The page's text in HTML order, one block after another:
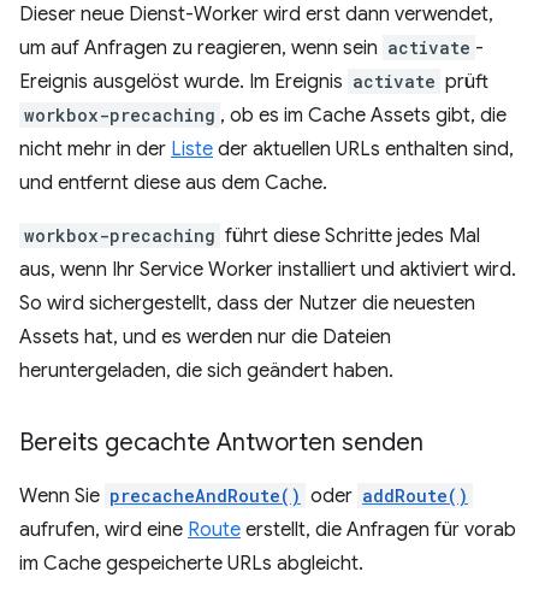
Dieser neue Dienst-Worker wird erst dann verwendet,
um auf Anfragen zu reagieren, wenn sein activate -
Ereignis ausgelöst wurde. Im Ereignis activate prüft
workbox-precaching , ob es im Cache Assets gibt, die
nicht mehr in der Liste der aktuellen URLs enthalten sind,
und entfernt diese aus dem Cache.
workbox-precaching führt diese Schritte jedes Mal
aus, wenn Ihr Service Worker installiert und aktiviert wird.
So wird sichergestellt, dass der Nutzer die neuesten
Assets hat, und es werden nur die Dateien
heruntergeladen, die sich geändert haben.
Bereits gecachte Antworten senden
Wenn Sie precacheAndRoute() oder addRoute()
aufrufen, wird eine Route erstellt, die Anfragen für vorab
im Cache gespeicherte URLs abgleicht.